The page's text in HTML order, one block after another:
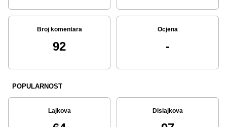
Broj komentara
92
Ocjena
-
POPULARNOST
Lajkova Dislajkova